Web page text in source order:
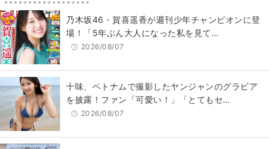
乃木坂46・賀喜遥香が週刊少年チャンピオンに登
場！「5年ぶん大人になった私を見て…
2026/08/07
十味、ベトナムで撮影したヤンジャンのグラビア
を披露！ファン「可愛い！」「とてもセ…
2026/08/07